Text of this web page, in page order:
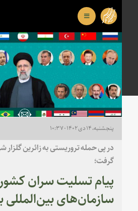
پنجشنبه، ۱۴ دی ۱۴۰۲ - ۱۰:۳۷
در پی حمله تروریستی به زائرین
گرفت؛
پیام تسلیت سران
سازمان‌های بین‌المللی